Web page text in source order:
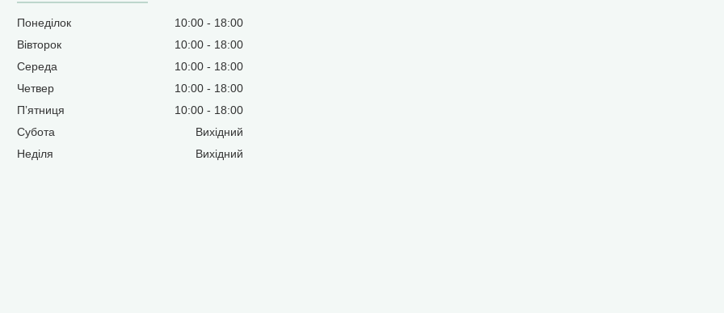
Понеділок 10:00
18:00
Вівторок
10:00
18:00
Середа
10:00
18:00
Четвер
10:00
18:00
Пʼятниця
10:00
18:00
Субота
Вихідний
Неділя
Вихідний